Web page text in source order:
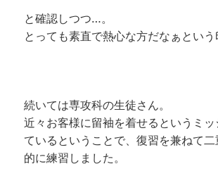
と確認しつつ…。
とっても素直で熱心な方だなぁとい
続いては専攻科の生徒さん。
近々お客様に留袖を着せるというミッ
ているということで、復習を兼ねて
的に練習しました。